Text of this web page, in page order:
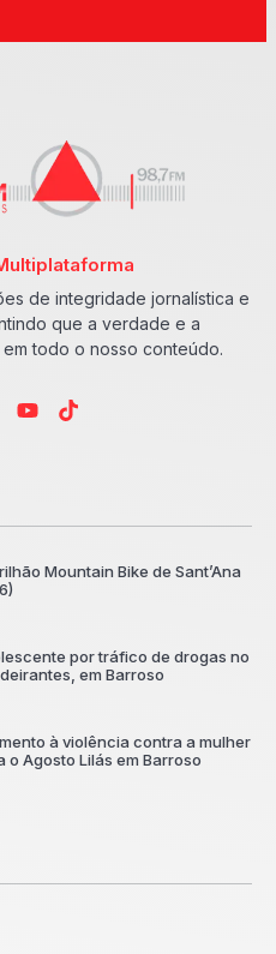
de integridade jornalística e
que a verdade e a
todo o nosso conteúdo.
Mountain Bike de Sant’Ana
por tráfico de drogas no
em Barroso
à violência contra a mulher
o Agosto Lilás em Barroso